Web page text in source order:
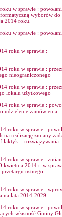
w sprawie :
wyborów do
2014 roku.
w sprawie :
roku w sprawie :
roku w sprawie :
nieograniczonego
roku w sprawie :
lokalu użytkowego
roku w sprawie :
udzielenie zamówienia
roku w sprawie :
na realizację zmiany
i rozwiązywania
roku w sprawie :
kwietnia 2014 r. w
ustnego
roku w sprawie :
na lata 2014-2029
roku w sprawie :
własność Gminy